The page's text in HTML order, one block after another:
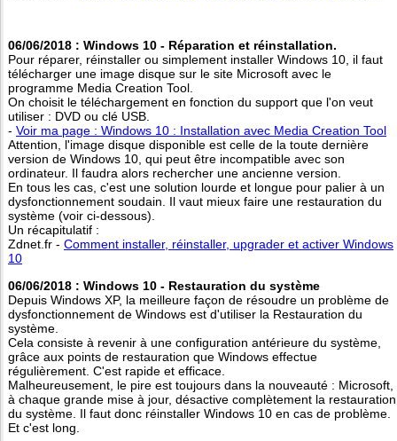
06/06/2018 : Windows 10 - Réparation et réinstallation.
Pour réparer, réinstaller ou simplement installer Windows 10, il faut
télécharger une image disque sur le site Microsoft avec le
programme Media Creation Tool.
On choisit le téléchargement en fonction du support que l'on veut
utiliser : DVD ou clé USB.
- Voir ma page : Windows 10 : Installation avec Media Creation Tool
Attention, l'image disque disponible est celle de la toute dernière
version de Windows 10, qui peut être incompatible avec son
ordinateur. Il faudra alors rechercher une ancienne version.
En tous les cas, c'est une solution lourde et longue pour palier à un
dysfonctionnement soudain. Il vaut mieux faire une restauration du
système (voir ci-dessous).
Un récapitulatif :
Zdnet.fr - Comment installer, réinstaller, upgrader et activer Windows
10
06/06/2018 : Windows 10 - Restauration du système
Depuis Windows XP, la meilleure façon de résoudre un problème de
dysfonctionnement de Windows est d'utiliser la Restauration du
système.
Cela consiste à revenir à une configuration antérieure du système,
grâce aux points de restauration que Windows effectue
régulièrement. C'est rapide et efficace.
Malheureusement, le pire est toujours dans la nouveauté : Microsoft,
à chaque grande mise à jour, désactive complètement la restauration
du système. Il faut donc réinstaller Windows 10 en cas de problème.
Et c'est long.